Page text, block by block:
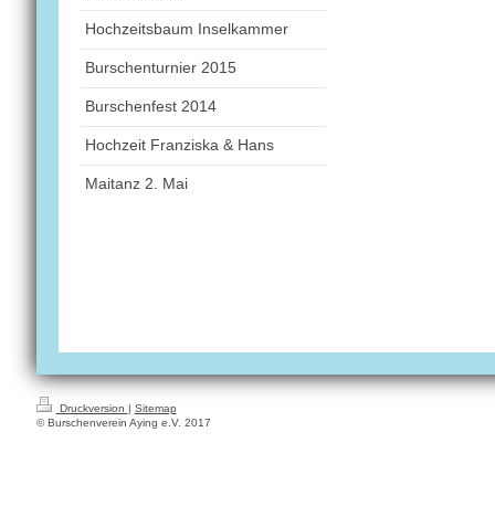
Hochzeitsbaum Inselkammer
Burschenturnier 2015
Burschenfest 2014
Hochzeit Franziska & Hans
Maitanz 2. Mai
Druckversion | Sitemap
© Burschenverein Aying e.V. 2017